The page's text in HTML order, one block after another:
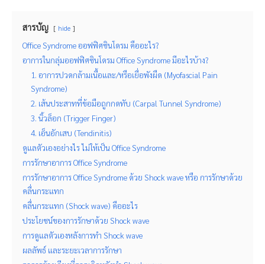
สารบัญ hide
Office Syndrome ออฟฟิศซินโดรม คืออะไร?
อาการในกลุ่มออฟฟิศซินโดรม Office Syndrome มีอะไรบ้าง?
1. อาการปวดกล้ามเนื้อและ/หรือเยื่อพังผืด (Myofascial Pain
Syndrome)
2. เส้นประสาทที่ข้อมือถูกกดทับ (Carpal Tunnel Syndrome)
3. นิ้วล็อก (Trigger Finger)
4. เอ็นอักเสบ (Tendinitis)
ดูแลตัวเองอย่างไร ไม่ให้เป็น Office Syndrome
การรักษาอาการ Office Syndrome
การรักษาอาการ Office Syndrome ด้วย Shock wave หรือ การรักษาด้วย
คลื่นกระแทก
คลื่นกระแทก (Shock wave) คืออะไร
ประโยชน์ของการรักษาด้วย Shock wave
การดูแลตัวเองหลังการทำ Shock wave
ผลลัพธ์ และระยะเวลาการรักษา